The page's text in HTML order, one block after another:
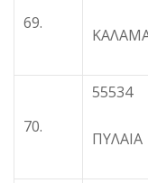
69.
70.
55534
ΠΥΛΑΙΑ